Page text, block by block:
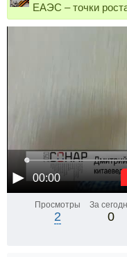
ЕАЭС – точки
00:00
Просмотры
2
За
0